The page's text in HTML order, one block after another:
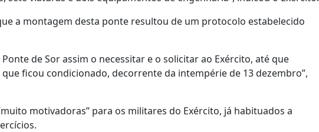
a montagem desta ponte resultou de um protocolo estabelecido
de Sor assim o necessitar e o solicitar ao Exército, até que
ficou condicionado, decorrente da intempérie de 13 dezembro”,
motivadoras” para os militares do Exército, já habituados a